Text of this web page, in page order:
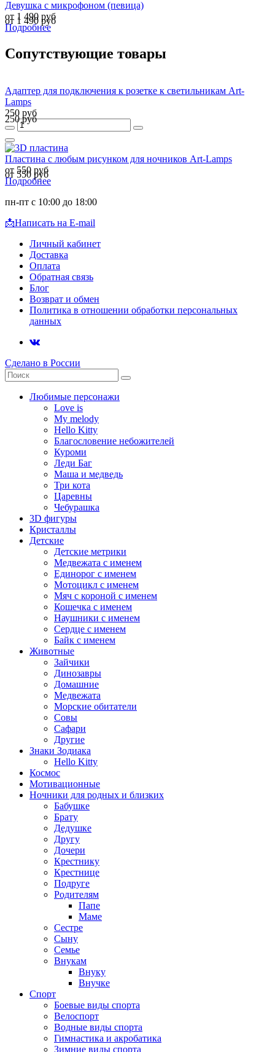
Девушка с микрофоном (певица)
от 1 490 руб
от 1 490 руб
Подробнее
Сопутствующие товары
Адаптер для подключения к розетке к светильникам Art-
Lamps
250 руб
250 руб
Пластина с любым рисунком для ночников Art-Lamps
от 550 руб
от 550 руб
Подробнее
пн-пт с 10:00 до 18:00
📩Написать на E-mail
Личный кабинет
Доставка
Оплата
Обратная связь
Блог
Возврат и обмен
Политика в отношении обработки персональных
данных
Сделано в России
Любимые персонажи
Love is
My melody
Hello Kitty
Благословение небожителей
Куроми
Леди Баг
Маша и медведь
Три кота
Царевны
Чебурашка
3D фигуры
Кристаллы
Детские
Детские метрики
Медвежата с именем
Единорог с именем
Мотоцикл с именем
Мяч с короной с именем
Кошечка с именем
Наушники с именем
Сердце с именем
Байк с именем
Животные
Зайчики
Динозавры
Домашние
Медвежата
Морские обитатели
Совы
Сафари
Другие
Знаки Зодиака
Hello Kitty
Космос
Мотивационные
Ночники для родных и близких
Бабушке
Брату
Дедушке
Другу
Дочери
Крестнику
Крестнице
Подруге
Родителям
Папе
Маме
Сестре
Сыну
Семье
Внукам
Внуку
Внучке
Спорт
Боевые виды спорта
Велоспорт
Водные виды спорта
Гимнастика и акробатика
Зимние виды спорта